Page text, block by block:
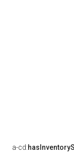
a-cd: